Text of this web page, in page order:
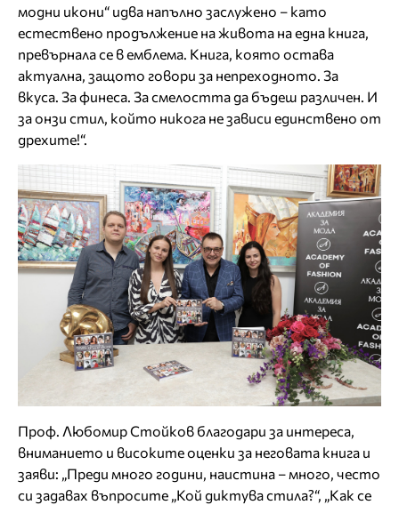
модни икони“ идва напълно заслужено – като
естествено продължение на живота на една книга,
превърнала се в емблема. Книга, която остава
актуална, защото говори за непреходното. За
вкуса. За финеса. За смелостта да бъдеш различен. И
за онзи стил, който никога не зависи единствено от
дрехите!“.
Проф. Любомир Стойков благодари за интереса,
вниманието и високите оценки за неговата книга и
заяви: „Преди много години, наистина – много, често
си задавах въпросите „Кой диктува стила?“, „Как се